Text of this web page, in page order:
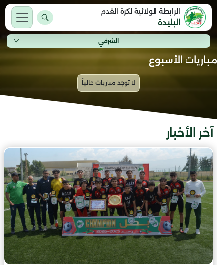
الرابطة الولائية لكرة القدم
البليدة
الشرفي
مباريات الأسبوع
آخر الأخبار